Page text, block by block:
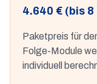
4.640 € (bis 8
Paketpreis für
Folge-Module
individuell